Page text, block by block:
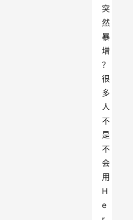
突
然
暴
增
？
很
多
人
不
是
不
会
用
H
e